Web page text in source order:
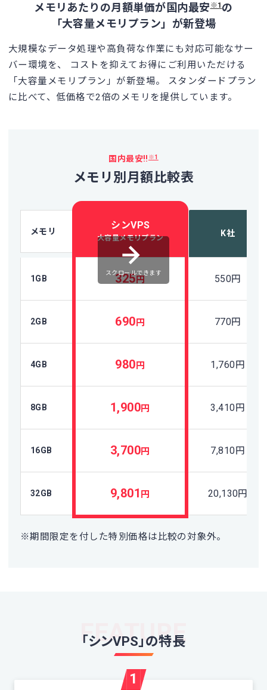
メモリあたりの月額単価が国内最安※1 の
「大容量メモリプラン」が新登場
大規模なデータ処理や高負荷な作業にも対応可能なサー
バー環境を、
コストを抑えてお得にご利用いただける
「大容量メモリプラン」が新登場。
スタンダードプラン
に比べて、低価格で2倍のメモリを提供しています。
国内最安!! ※1
メモリ別月額比較表
メモリ
シンVPS
大容量メモリプラン K社
1GB 325円 550円
2GB 690 円 770円
4GB 980 円 1,760円
8GB 1,900円 3,410円
16GB 3,700円 7,810円
32GB 9,801 円 20,130円
※期間限定を付した特別価格は比較の対象外。
スクロールできます
「シンVPS」の特長
FEATURE
1